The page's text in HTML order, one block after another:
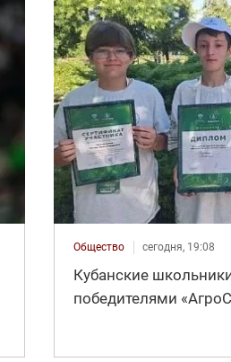
Общество сегодня, 19:08
Кубанские
победителями